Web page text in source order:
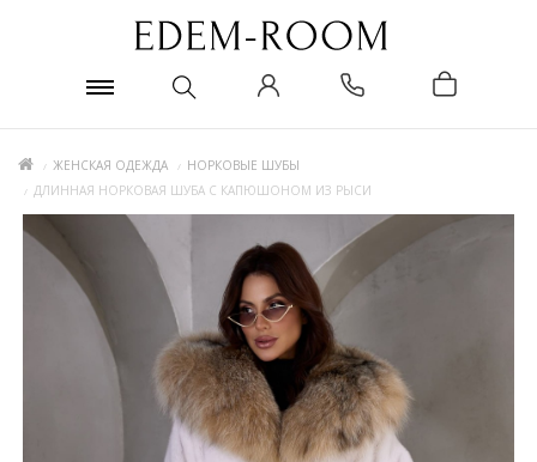
ЖЕНСКАЯ ОДЕЖДА
НОРКОВЫЕ ШУБЫ
ДЛИННАЯ НОРКОВАЯ ШУБА С КАПЮШОНОМ ИЗ РЫСИ